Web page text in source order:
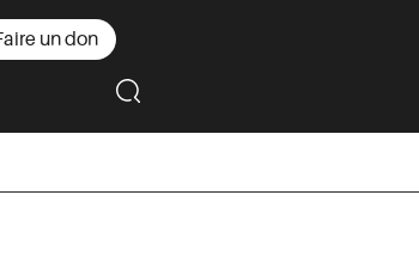
un don